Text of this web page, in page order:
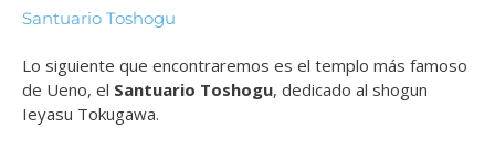
Santuario Toshogu
Lo siguiente que encontraremos es el templo más famoso
de Ueno, el Santuario Toshogu, dedicado al shogun
Ieyasu Tokugawa.